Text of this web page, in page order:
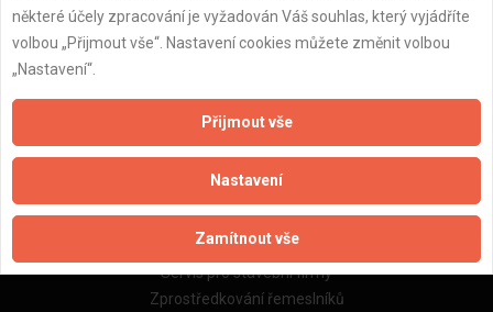
Naše firmy a řemeslníci
Zpracování a ochrana osobních údajů
Obchodní podmínky (zprostředkování)
Obchodní podmínky (rozpočtování)
Reference
Naše excelové tabulky online
Naše služby
Servis pro stavební firmy
Zprostředkování řemeslníků
některé účely zpracování je vyžadován Váš souhlas, který vyjádříte
volbou „Přijmout vše“. Nastavení cookies můžete změnit volbou
„Nastavení“.
Přijmout vše
Nastavení
Zamítnout vše